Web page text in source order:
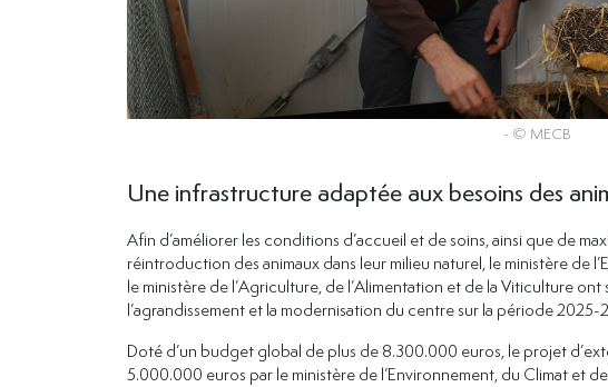
- © MECB
Une infrastructure adaptée aux besoins des
Afin d’améliorer les conditions d’accueil et de soins, ainsi que de
réintroduction des animaux dans leur milieu naturel, le ministère de
le ministère de l’Agriculture, de l’Alimentation et de la Viticulture
l’agrandissement et la modernisation du centre sur la période 2025-
Doté d’un budget global de plus de 8.300.000 euros, le projet
5.000.000 euros par le ministère de l’Environnement, du Climat et